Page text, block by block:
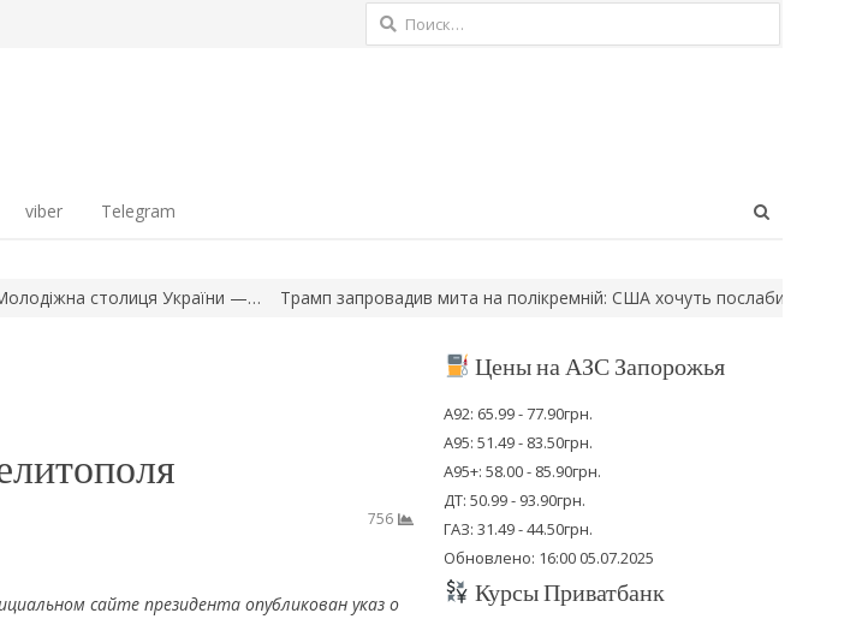
Найти:
viber Telegram
столиця України —… Трамп запровадив мита на полікремній: США хочуть послабити залежність
756
сайте президента опубликован указ о
Цены на АЗС Запорожья
А92: 65.99 - 77.90грн.
А95: 51.49 - 83.50грн.
А95+: 58.00 - 85.90грн.
ДТ: 50.99 - 93.90грн.
ГАЗ: 31.49 - 44.50грн.
Обновлено: 16:00 05.07.2025
Курсы Приватбанк